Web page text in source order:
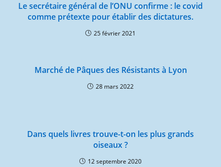
Le secrétaire général de l’ONU confirme : le covid
comme prétexte pour établir des dictatures.
25 février 2021
Marché de Pâques des Résistants à Lyon
28 mars 2022
Dans quels livres trouve-t-on les plus grands
oiseaux ?
12 septembre 2020